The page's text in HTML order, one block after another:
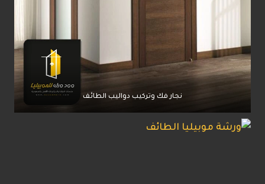
نجار فك وتركيب دواليب الطائف